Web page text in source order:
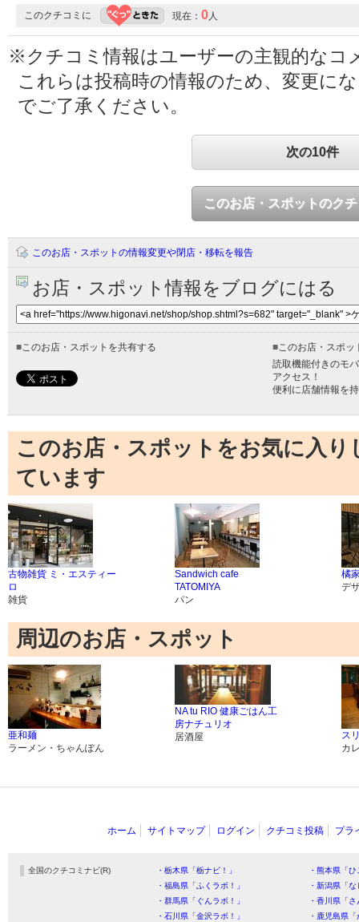
このクチコミに 現在： 0人
※クチコミ情報はユーザーの主観的なコ
これらは投稿時の情報のため、変更に
でご了承ください。
次の10件
このお店・スポットのク
このお店・スポットの情報変更や閉店・移転を報告
お店・スポット情報をブログにはる
■このお店・スポットを共有する ■このお店・スポッ
読取機能付きのモ
アクセス！
便利に店舗情報を
このお店・スポットをお気に入
ています
古物雑貨 ミ・エスティー
ロ
雑貨
Sandwich cafe
TATOMIYA
パン
橘
デ
周辺のお店・スポット
亜和麺
ラーメン・ちゃんぽん
NA tu RIO 健康ごはん工
房ナチュリオ
居酒屋
ス
カ
ホーム サイトマップ ログイン クチコミ投稿 プラ
全国のクチコミナビ(R) ・栃木県「栃ナビ！」
・熊本県「
・福島県「ふくラボ！」
・新潟県「
・群馬県「ぐんラボ！」
・香川県「
・石川県「金沢ラボ！」
・鹿児島県